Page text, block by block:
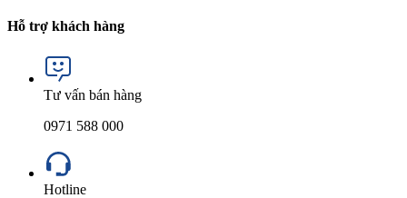
Hỗ trợ khách hàng
Tư vấn bán hàng
0971 588 000
Hotline